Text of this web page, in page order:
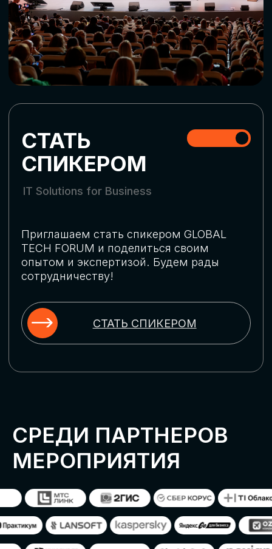
ОСТАВИТЬ
ЗАЯВКУ